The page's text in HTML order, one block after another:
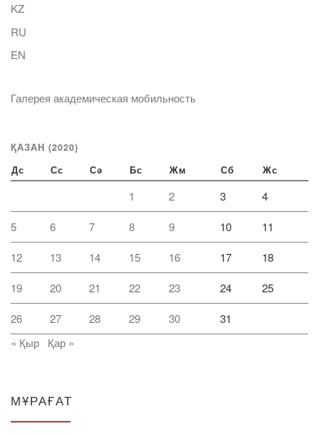
KZ
RU
EN
Галерея академическая мобильность
ҚАЗАН (2020)
Дс Сс Сә Бс Жм Сб Жс
1 2 3 4
5 6 7 8 9 10 11
12 13 14 15 16 17 18
19 20 21 22 23 24 25
26 27 28 29 30
31
« Қыр
Қар »
МҰРАҒАТ